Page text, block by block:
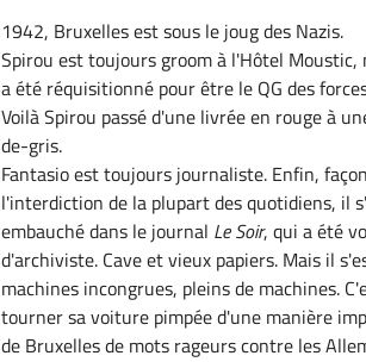
1942, Bruxelles est sous le joug des Nazis.
Spirou est toujours groom à l'Hôtel Moustic,
a été réquisitionné pour être le QG des
Voilà Spirou passé d'une livrée en rouge à
de-gris.
Fantasio est toujours journaliste. Enfin,
l'interdiction de la plupart des quotidiens, il
embauché dans le journal Le Soir, qui a été
d'archiviste. Cave et vieux papiers. Mais il
machines incongrues, pleins de machines.
tourner sa voiture pimpée d'une manière
de Bruxelles de mots rageurs contre les